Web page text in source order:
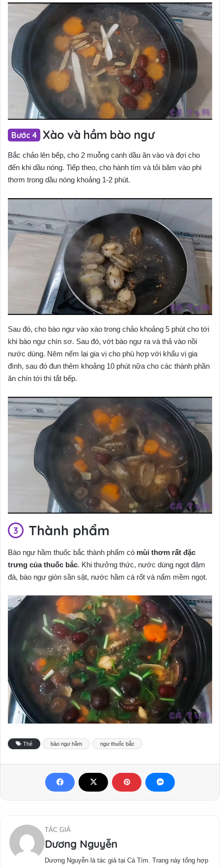
Xào và hầm bào ngư
Bắc chảo lên bếp, cho 2 muỗng canh dầu ăn vào và đợi cho
đến khi dầu nóng. Tiếp theo, cho hành tím và tỏi băm vào phi
thơm trong dầu nóng khoảng 1-2 phút.
Sau đó, cho bào ngư vào xào trong chảo khoảng 5 phút cho tới
khi bào ngư chín sơ. Sau đó, vớt bào ngư ra và thả vào nồi
nước dùng. Nêm nếm lại gia vị cho phù hợp với khẩu vị gia
đình, sau đó đun thêm khoảng 10 phút nữa cho các thành phần
ăn chín tới thì tắt bếp.
Thành phẩm
Bào ngư hầm thuốc bắc thành phẩm có mùi thơm rất đặc
trưng của thuốc bắc. Khi thưởng thức, nước dùng ngọt đậm
đà, bào ngư giòn sần sật, nước hầm cà rốt và nấm mềm ngọt.
Thẻ bào ngư hầm ngư thuốc bắc
TÁC GIẢ
Dương Nguyễn
Dương Nguyễn là tác giả tại Cà Tím. Trang này tổng hợp